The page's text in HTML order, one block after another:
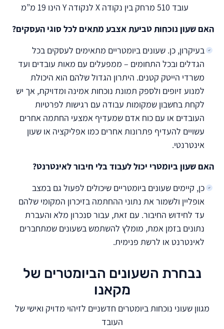
עובד 510 מרחק בין נקודה X לנקודה Y הינו 19 מ”מ
האם שעון נוכחות טביעת אצבע מתאים לכל סוגי העסקים?
בעיקרון, כן. שעונים ביומטריים מתאימים לעסקים בכל
הגדלים ובכל התחומים – ממפעלים עם מאות עובדים ועד
משרדי הייטק קטנים. היתרון הגדול שלהם הוא היכולת
למנוע זיופים ולספק תמונת נוכחות אמינה ומדויקת, אך יש
לקחת בחשבון שמקומות עבודה עם רגישות לפרטיות
העובדים או עם כוח אדם שמעדיף אמצעי החתמה אחרים
עשויים להעדיף פתרונות אחרים כמו אפליקציה או שעון
אינטרנטי.
האם שעון ביומטרי יכול לעבוד בלי חיבור לאינטרנט?
כן, קיימים שעונים ביומטריים שיכולים לפעול גם במצב
אופליין ולשמור את נתוני ההחתמה בזיכרון המקומי שלהם
עד לחידוש החיבור. עם זאת, עבור סנכרון מלא והעברת
נתונים בזמן אמת, מומלץ להשתמש בשעונים שמתחברים
לאינטרנט או לרשת פנימית.
נבחרת השעונים הביומטרים של
מקאנו
מגוון שעוני נוכחות ביומטרים חדשניים לזיהוי מדויק ואישי של
העובד